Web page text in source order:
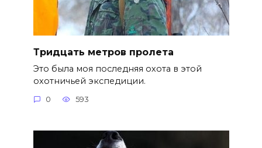
Тридцать метров пролета
Это была моя последняя охота в этой
охотничьей экспедиции.
0 593